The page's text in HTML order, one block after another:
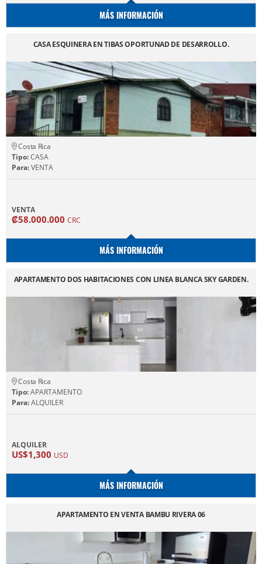
MÁS INFORMACIÓN
CASA ESQUINERA EN TIBAS OPORTUNAD DE DESARROLLO.
Costa Rica
Tipo:CASA
Para:VENTA
VENTA
₡58.000.000 CRC
MÁS INFORMACIÓN
APARTAMENTO DOS HABITACIONES CON LINEA BLANCA SKY GARDEN.
Costa Rica
Tipo:APARTAMENTO
Para:ALQUILER
ALQUILER
US$1,300 USD
MÁS INFORMACIÓN
APARTAMENTO EN VENTA BAMBU RIVERA 06